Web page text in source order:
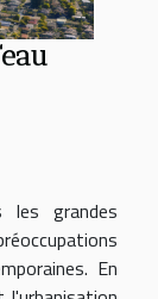
les grandes
En